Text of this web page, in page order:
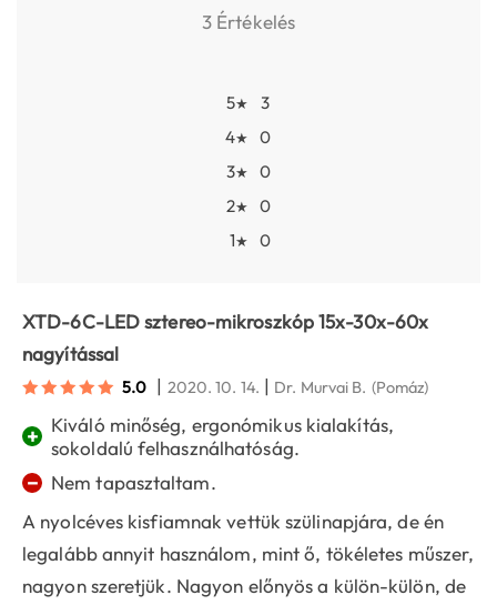
3 Értékelés
5★
3
4★
0
3★
0
2★
0
1★ 0
XTD-6C-LED sztereo-mikroszkóp 15x-30x-60x
nagyítással
5.0 | 2020. 10. 14. | Dr. Murvai B. (Pomáz)
+
Kiváló minőség, ergonómikus kialakítás,
sokoldalú felhasználhatóság.
−
Nem tapasztaltam.
A nyolcéves kisfiamnak vettük szülinapjára, de én
legalább annyit használom, mint ő, tökéletes műszer,
nagyon szeretjük. Nagyon előnyös a külön-külön, de